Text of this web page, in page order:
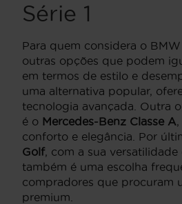
Série 1
Para quem considera o BMW
outras opções que podem
em termos de estilo e
uma alternativa popular,
tecnologia avançada. Outra
é o Mercedes-Benz Classe A
conforto e elegância. Por
Golf , com a sua
também é uma escolha
compradores que procuram
premium.